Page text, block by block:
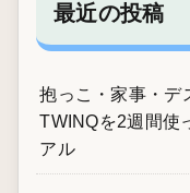
最近の投稿
抱っこ・家事・デ
TWINQを2週間使
アル